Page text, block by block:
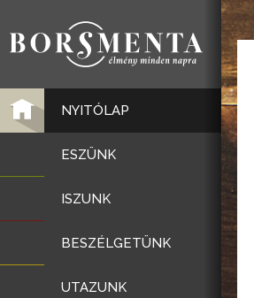
NYITÓLAP
ESZÜNK
ISZUNK
BESZÉLGETÜNK
UTAZUNK